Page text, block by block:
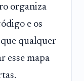
organiza
e os
qualquer
esse mapa